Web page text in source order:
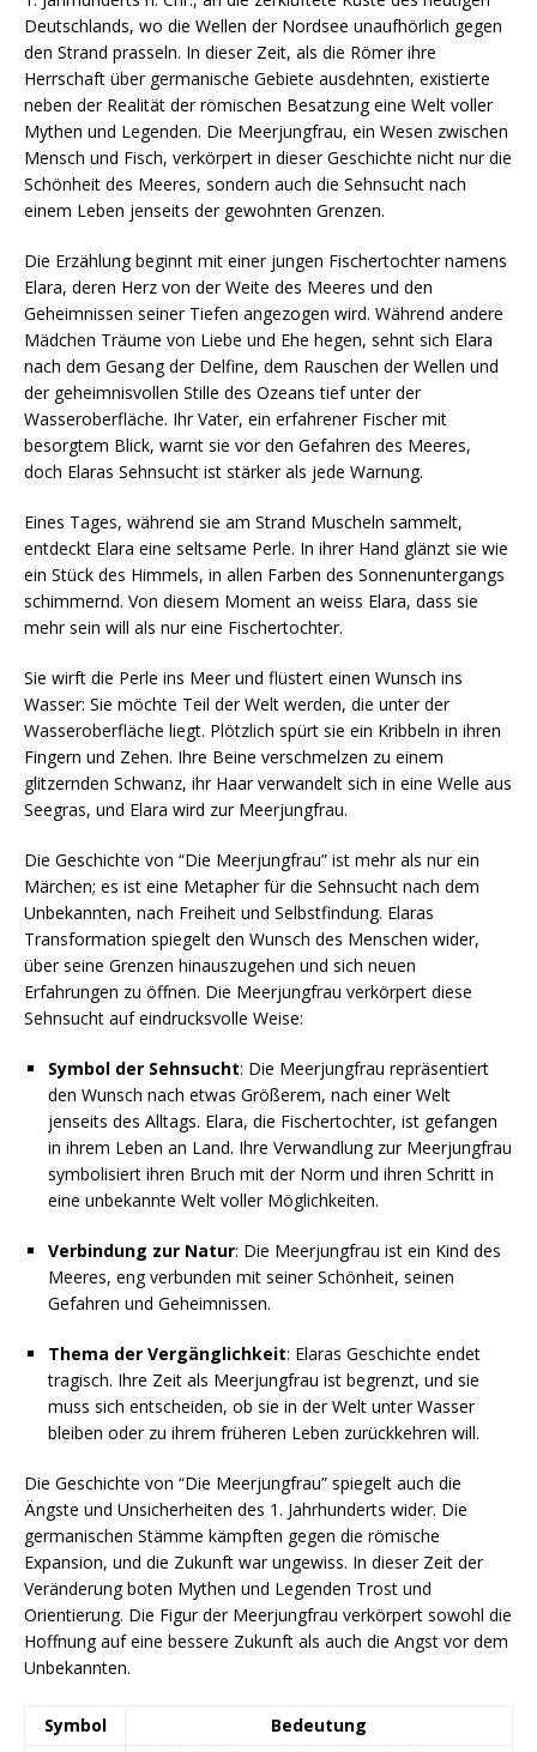
Deutschlands, wo die Wellen der Nordsee unaufhörlich gegen
den Strand prasseln. In dieser Zeit, als die Römer ihre
Herrschaft über germanische Gebiete ausdehnten, existierte
neben der Realität der römischen Besatzung eine Welt voller
Mythen und Legenden. Die Meerjungfrau, ein Wesen zwischen
Mensch und Fisch, verkörpert in dieser Geschichte nicht nur die
Schönheit des Meeres, sondern auch die Sehnsucht nach
einem Leben jenseits der gewohnten Grenzen.
Die Erzählung beginnt mit einer jungen Fischertochter namens
Elara, deren Herz von der Weite des Meeres und den
Geheimnissen seiner Tiefen angezogen wird. Während andere
Mädchen Träume von Liebe und Ehe hegen, sehnt sich Elara
nach dem Gesang der Delfine, dem Rauschen der Wellen und
der geheimnisvollen Stille des Ozeans tief unter der
Wasseroberfläche. Ihr Vater, ein erfahrener Fischer mit
besorgtem Blick, warnt sie vor den Gefahren des Meeres,
doch Elaras Sehnsucht ist stärker als jede Warnung.
Eines Tages, während sie am Strand Muscheln sammelt,
entdeckt Elara eine seltsame Perle. In ihrer Hand glänzt sie wie
ein Stück des Himmels, in allen Farben des Sonnenuntergangs
schimmernd. Von diesem Moment an weiss Elara, dass sie
mehr sein will als nur eine Fischertochter.
Sie wirft die Perle ins Meer und flüstert einen Wunsch ins
Wasser: Sie möchte Teil der Welt werden, die unter der
Wasseroberfläche liegt. Plötzlich spürt sie ein Kribbeln in ihren
Fingern und Zehen. Ihre Beine verschmelzen zu einem
glitzernden Schwanz, ihr Haar verwandelt sich in eine Welle aus
Seegras, und Elara wird zur Meerjungfrau.
Die Geschichte von “Die Meerjungfrau” ist mehr als nur ein
Märchen; es ist eine Metapher für die Sehnsucht nach dem
Unbekannten, nach Freiheit und Selbstfindung. Elaras
Transformation spiegelt den Wunsch des Menschen wider,
über seine Grenzen hinauszugehen und sich neuen
Erfahrungen zu öffnen. Die Meerjungfrau verkörpert diese
Sehnsucht auf eindrucksvolle Weise:
Symbol der Sehnsucht: Die Meerjungfrau repräsentiert
den Wunsch nach etwas Größerem, nach einer Welt
jenseits des Alltags. Elara, die Fischertochter, ist gefangen
in ihrem Leben an Land. Ihre Verwandlung zur Meerjungfrau
symbolisiert ihren Bruch mit der Norm und ihren Schritt in
eine unbekannte Welt voller Möglichkeiten.
Verbindung zur Natur: Die Meerjungfrau ist ein Kind des
Meeres, eng verbunden mit seiner Schönheit, seinen
Gefahren und Geheimnissen.
Thema der Vergänglichkeit: Elaras Geschichte endet
tragisch. Ihre Zeit als Meerjungfrau ist begrenzt, und sie
muss sich entscheiden, ob sie in der Welt unter Wasser
bleiben oder zu ihrem früheren Leben zurückkehren will.
Die Geschichte von “Die Meerjungfrau” spiegelt auch die
Ängste und Unsicherheiten des 1. Jahrhunderts wider. Die
germanischen Stämme kämpften gegen die römische
Expansion, und die Zukunft war ungewiss. In dieser Zeit der
Veränderung boten Mythen und Legenden Trost und
Orientierung. Die Figur der Meerjungfrau verkörpert sowohl die
Hoffnung auf eine bessere Zukunft als auch die Angst vor dem
Unbekannten.
Symbol Bedeutung